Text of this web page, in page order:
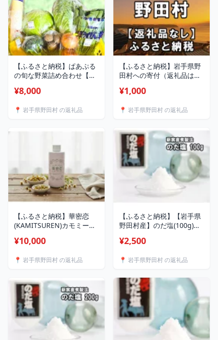
【ふるさと納税】ぱあぷる
の旬な野菜詰め合わせ【配
【1696633】
¥8,000
📍 岩手県野田村 の返礼品
【ふるさと納税】岩手県野
田村への寄付（返礼品はあ
¥1,000
📍 岩手県野田村 の返礼品
【ふるさと納税】華密恋
(KAMITSUREN)カモミール
300ml(医薬部外品)
¥10,000
📍 岩手県野田村 の返礼品
【ふるさと納税】【岩手県
野田村産】のだ塩(100g)
¥2,500
📍 岩手県野田村 の返礼品